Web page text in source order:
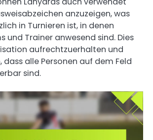
anzuzeigen, was
in Turnieren ist, in denen
und Trainer anwesend sind. Dies
aufrechtzuerhalten und
dass alle Personen auf dem Feld
sind.